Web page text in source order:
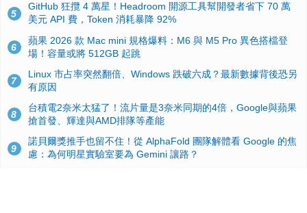
5
GitHub 狂攬 4 萬星！Headroom 開源工具幫開發者省下 70 萬
美元 API 費，Token 消耗暴降 92%
6
蘋果 2026 款 Mac mini 規格爆料：M6 與 M5 Pro 異色搭檔登
場！容量或將 512GB 起跳
7
Linux 市占率突然翻倍、Windows 跌破六成？最新數據背後恐另
有原因
8
台積電2奈米太猛了！流片量是3奈米同期的4倍，Google與蘋果
搶首發、輝達與AMD排隊等產能
9
諾貝爾獎推手也留不住！從 AlphaFold 團隊解體看 Google 的焦
慮：為何明星實驗室要為 Gemini 讓路？